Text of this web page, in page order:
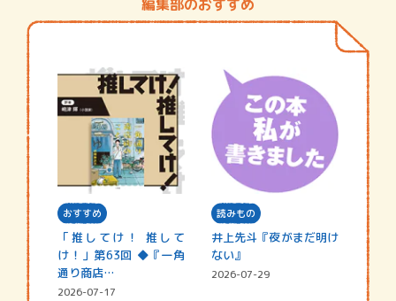
編集部のおすすめ
おすすめ
「推してけ！ 推して
け！」第63回 ◆『一角
通り商店…
2026-07-17
読みもの
井上先斗『夜がまだ明け
ない』
2026-07-29